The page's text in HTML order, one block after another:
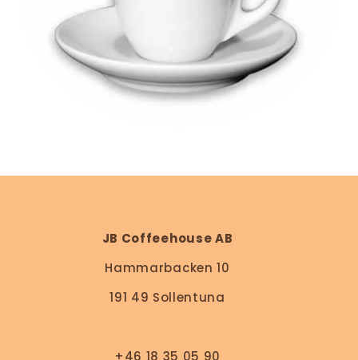
JB Coffeehouse AB
Hammarbacken 10
191 49 Sollentuna